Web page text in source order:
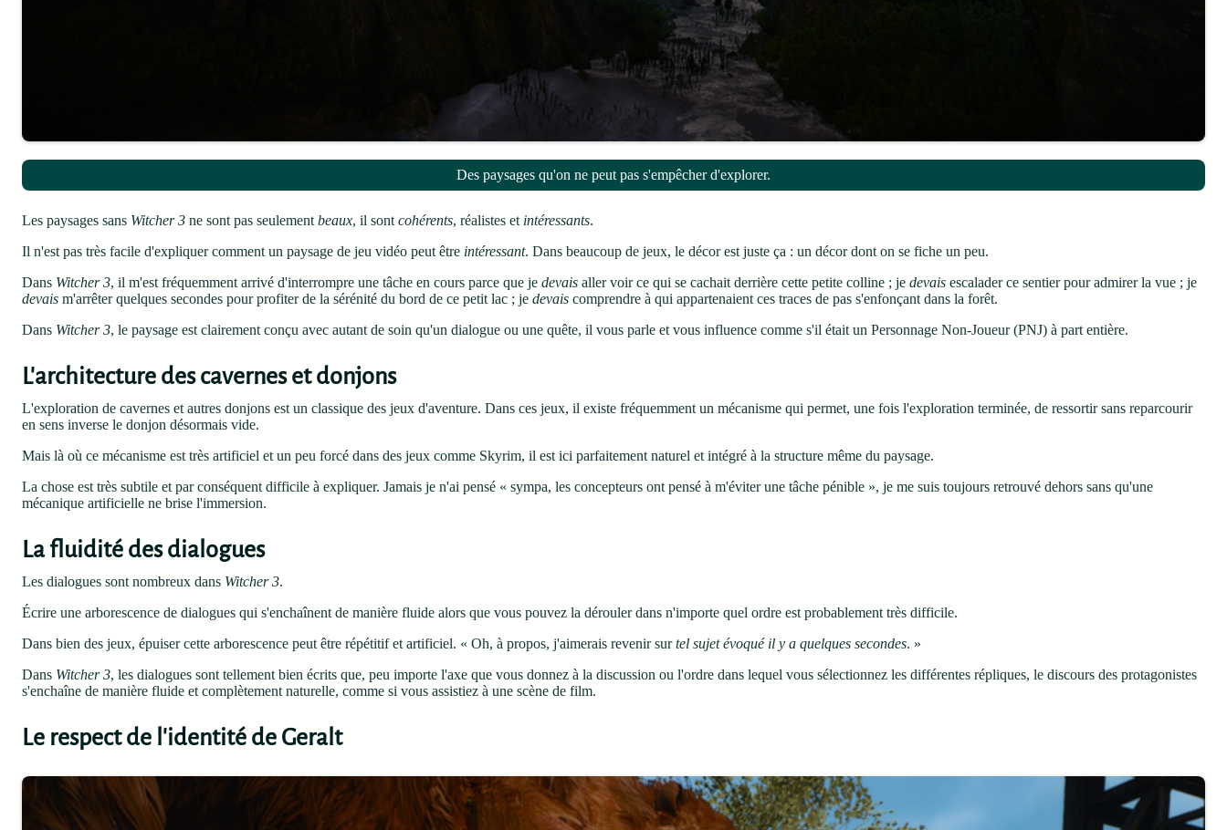
Des paysages qu'on ne peut pas s'empêcher d'explorer.
Les paysages sans Witcher 3 ne sont pas seulement beaux, il sont cohérents, réalistes et intéressants.
Il n'est pas très facile d'expliquer comment un paysage de jeu vidéo peut être intéressant. Dans beaucoup de jeux, le décor est juste ça : un décor dont on se fiche un peu.
Dans Witcher 3, il m'est fréquemment arrivé d'interrompre une tâche en cours parce que je devais aller voir ce qui se cachait derrière cette petite colline ; je devais escalader ce sentier pour admirer la vue ; je
devais m'arrêter quelques secondes pour profiter de la sérénité du bord de ce petit lac ; je devais comprendre à qui appartenaient ces traces de pas s'enfonçant dans la forêt.
Dans Witcher 3, le paysage est clairement conçu avec autant de soin qu'un dialogue ou une quête, il vous parle et vous influence comme s'il était un Personnage Non-Joueur (PNJ) à part entière.
L'architecture des cavernes et donjons
L'exploration de cavernes et autres donjons est un classique des jeux d'aventure. Dans ces jeux, il existe fréquemment un mécanisme qui permet, une fois l'exploration terminée, de ressortir sans reparcourir
en sens inverse le donjon désormais vide.
Mais là où ce mécanisme est très artificiel et un peu forcé dans des jeux comme Skyrim, il est ici parfaitement naturel et intégré à la structure même du paysage.
La chose est très subtile et par conséquent difficile à expliquer. Jamais je n'ai pensé « sympa, les concepteurs ont pensé à m'éviter une tâche pénible », je me suis toujours retrouvé dehors sans qu'une
mécanique artificielle ne brise l'immersion.
La fluidité des dialogues
Les dialogues sont nombreux dans Witcher 3.
Écrire une arborescence de dialogues qui s'enchaînent de manière fluide alors que vous pouvez la dérouler dans n'importe quel ordre est probablement très difficile.
Dans bien des jeux, épuiser cette arborescence peut être répétitif et artificiel. « Oh, à propos, j'aimerais revenir surtel sujet évoqué il y a quelques secondes. »
Dans Witcher 3, les dialogues sont tellement bien écrits que, peu importe l'axe que vous donnez à la discussion ou l'ordre dans lequel vous sélectionnez les différentes répliques, le discours des protagonistes
s'enchaîne de manière fluide et complètement naturelle, comme si vous assistiez à une scène de film.
Le respect de l'identité de Geralt